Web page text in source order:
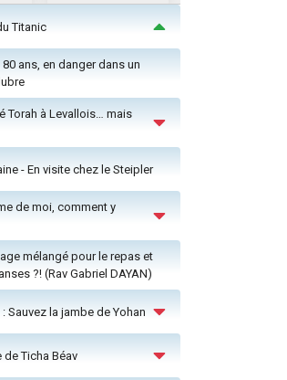
Titanic
80 ans, en danger dans un
Torah à Levallois… mais
- En visite chez le Steipler
de moi, comment y
mélangé pour le repas et
?! (Rav Gabriel DAYAN)
: Sauvez la jambe de Yohan
Ticha Béav